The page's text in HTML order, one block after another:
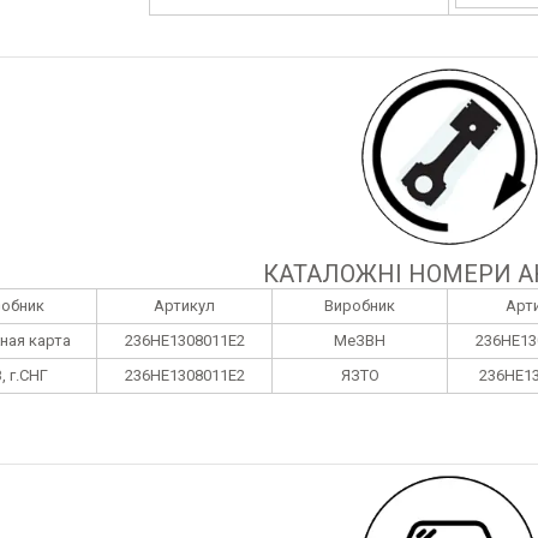
КАТАЛОЖНІ НОМЕРИ
Артикул Виробник
карта
236НЕ1308011Е2 МеЗВН
г.СНГ
236НЕ1308011Е2 ЯЗТО